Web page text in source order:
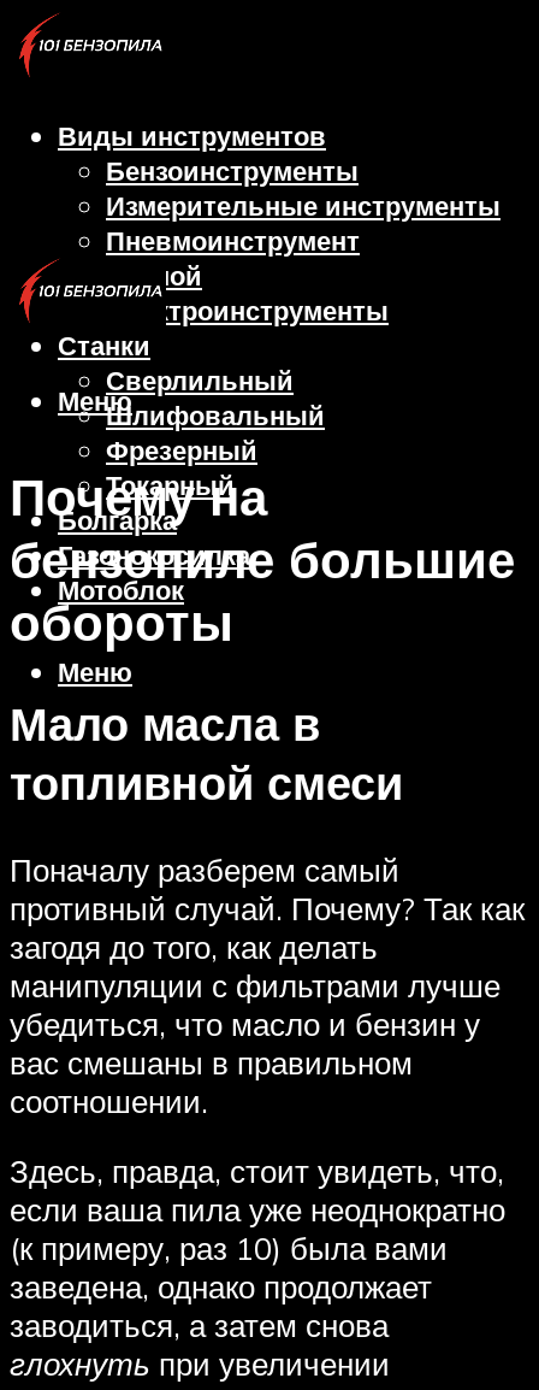
Виды инструментов
Бензоинструменты
Измерительные инструменты
Пневмоинструмент
Ручной
Электроинструменты
Станки
Сверлильный
Шлифовальный
Фрезерный
Токарный
Болгарка
Газонокосилка
Мотоблок
Меню
Меню
Почему на
бензопиле большие
обороты
Мало масла в
топливной смеси
Поначалу разберем самый
противный случай. Почему? Так как
загодя до того, как делать
манипуляции с фильтрами лучше
убедиться, что масло и бензин у
вас смешаны в правильном
соотношении.
Здесь, правда, стоит увидеть, что,
если ваша пила уже неоднократно
(к примеру, раз 10) была вами
заведена, однако продолжает
заводиться, а затем снова
глохнуть при увеличении